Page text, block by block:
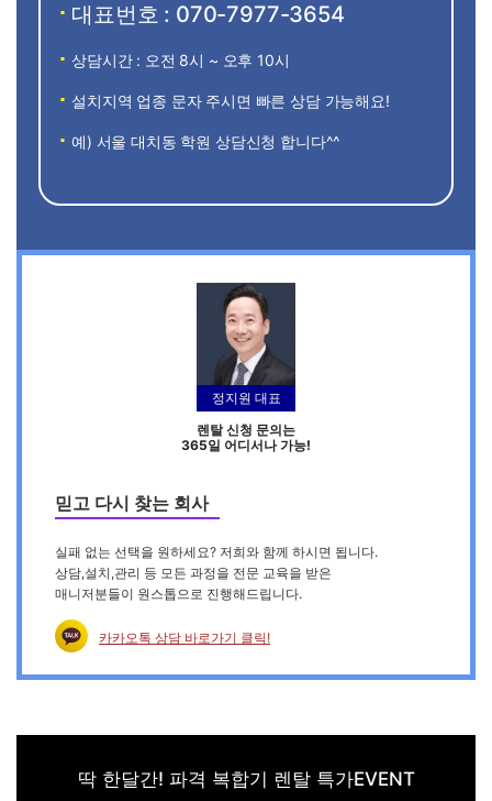
대표번호 : 070-7977-3654
상담시간 : 오전 8시 ~ 오후 10시
설치지역 업종 문자 주시면 빠른 상담 가능해요!
예) 서울 대치동 학원 상담신청 합니다^^
정지원 대표
렌탈 신청 문의는
365일 어디서나 가능!
믿고 다시 찾는 회사
실패 없는 선택을 원하세요? 저희와 함께 하시면 됩니다.
상담,설치,관리 등 모든 과정을 전문 교육을 받은
매니저분들이 원스톱으로 진행해드립니다.
카카오톡 상담 바로가기 클릭!
딱 한달간! 파격 복합기 렌탈 특가EVENT